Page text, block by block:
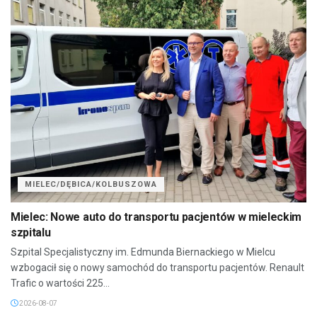
MIELEC/DĘBICA/KOLBUSZOWA
Mielec: Nowe auto do transportu pacjentów w mieleckim
szpitalu
Szpital Specjalistyczny im. Edmunda Biernackiego w Mielcu
wzbogacił się o nowy samochód do transportu pacjentów. Renault
Trafic o wartości 225...
2026-08-07